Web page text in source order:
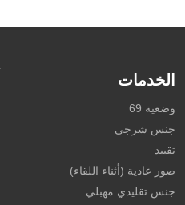
الخدمات
وضعية 69
جنس شرجي
تقييد
صور عادية (أثناء اللقاء)
جنس تقليدي مهبلي